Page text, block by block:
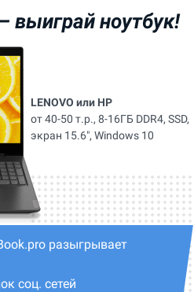
выиграй ноутбук!
разыгрывает
соц. сетей
LENOVO или HP
от 40-50 т.р., 8-16ГБ DDR4, SSD,
экран 15.6", Windows 10